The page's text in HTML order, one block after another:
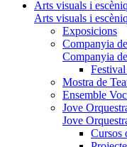
Arts visuals i
Arts visuals i
Exposicions
Companyia
Companyia
Mostra de
Ensemble
Jove
Jove
Cursos